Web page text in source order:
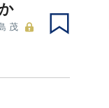
茂